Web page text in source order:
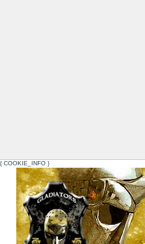
{ COOKIE_INFO }